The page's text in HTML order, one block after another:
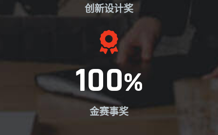
创新设计奖
100%
金赛事奖